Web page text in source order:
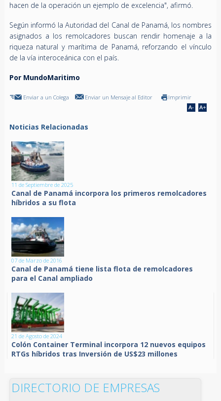
hacen de la operación un ejemplo de excelencia", afirmó.
Según informó la Autoridad del Canal de Panamá, los nombres
asignados a los remolcadores buscan rendir homenaje a la
riqueza natural y marítima de Panamá, reforzando el vínculo
de la vía interoceánica con el país.
Por MundoMaritimo
Enviar a un Colega Enviar un Mensaje al Editor Imprimir
Noticias Relacionadas
11 de Septiembre de 2025
Canal de Panamá incorpora los primeros remolcadores
híbridos a su flota
07 de Marzo de 2016
Canal de Panamá tiene lista flota de remolcadores
para el Canal ampliado
21 de Agosto de 2024
Colón Container Terminal incorpora 12 nuevos equipos
RTGs híbridos tras Inversión de US$23 millones
DIRECTORIO DE EMPRESAS